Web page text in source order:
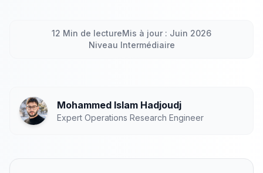
12 Min de lectureMis à jour : Juin 2026
Niveau Intermédiaire
Mohammed Islam Hadjoudj
Expert Operations Research Engineer